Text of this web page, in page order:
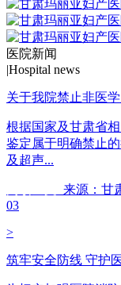
医院新闻
|Hospital news
关于我院禁止非医
根据国家及甘肃省
鉴定属于明确禁止
及超声...
来源：甘
03
>
筑牢安全防线 守护